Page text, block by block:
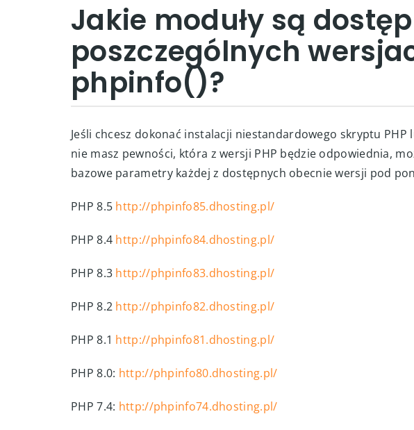
Jakie moduły są
poszczególnych
phpinfo()?
Jeśli chcesz dokonać instalacji niestandardowego skryptu
nie masz pewności, która z wersji PHP będzie odpowiednia,
bazowe parametry każdej z dostępnych obecnie wersji pod
PHP 8.5 http://phpinfo85.dhosting.pl/
PHP 8.4 http://phpinfo84.dhosting.pl/
PHP 8.3 http://phpinfo83.dhosting.pl/
PHP 8.2 http://phpinfo82.dhosting.pl/
PHP 8.1 http://phpinfo81.dhosting.pl/
PHP 8.0: http://phpinfo80.dhosting.pl/
PHP 7.4: http://phpinfo74.dhosting.pl/